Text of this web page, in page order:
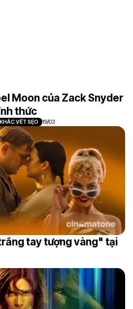
Moon của Zack Snyder
thức
VẾT SẸO 19/03
tay tượng vàng" tại